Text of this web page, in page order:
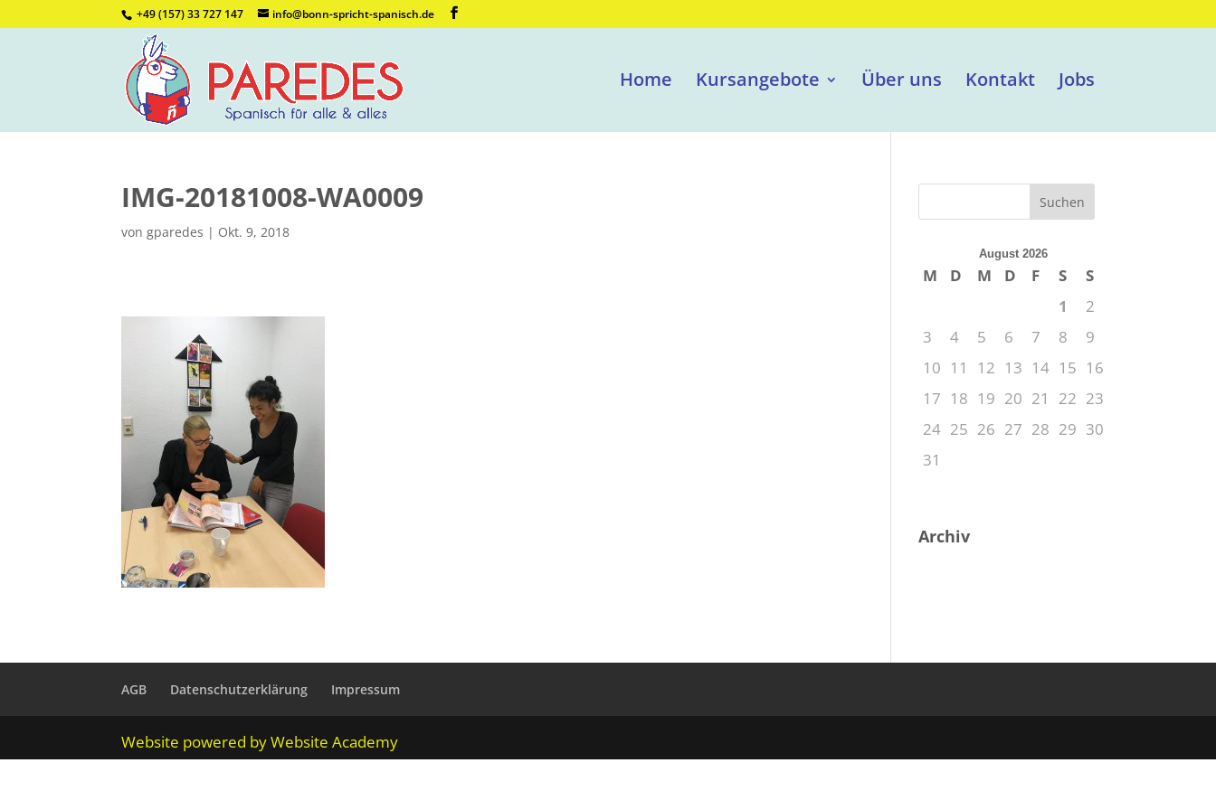
+49 (157) 33 727 147 info@bonn-spricht-spanisch.de
Home Kursangebote Über uns Kontakt Jobs
IMG-20181008-WA0009
vongparedes | Okt. 9, 2018
August 2026
M D M D F S
S
1
2
3
4 5 6 7 8
9
10 11 12 13 14 15 16
17 18 19 20 21 22 23
24 25 26 27 28 29 30
31
Archiv
AGB Datenschutzerklärung Impressum
Website powered by Website Academy